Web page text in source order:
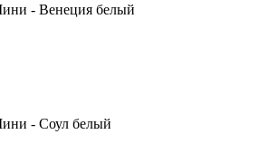
- Венеция белый
- Соул белый